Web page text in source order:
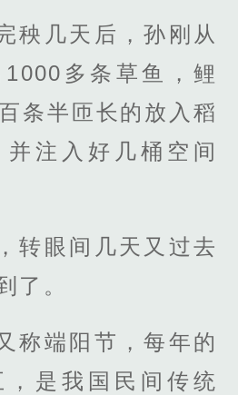
秧几天后，孙刚从
多条草鱼，鲤
条半匝长的放入稻
并注入好几桶空间
转眼间几天又过去
了。
称端阳节，每年的
是我国民间传统